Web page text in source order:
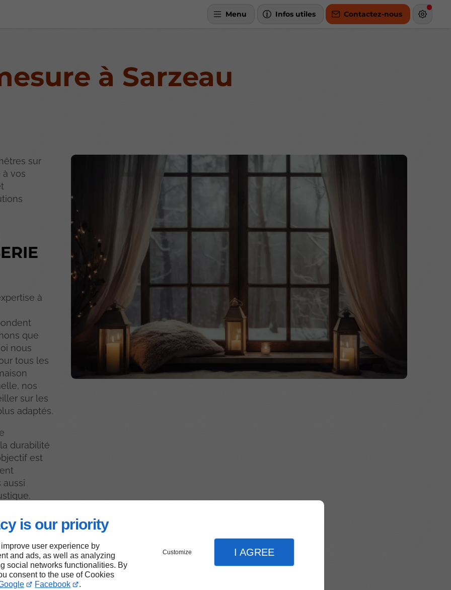
is our priority
user experience by
and ads, as well as analyzing
social networks functionalities. By
consent to the use of Cookies
Facebook .
Customize I AGREE
Menu Infos utiles Contactez-nous
à Sarzeau
sur
à vos
à
que
nous
tous les
nos
sur les
adaptés.
durabilité
est
aussi
pour